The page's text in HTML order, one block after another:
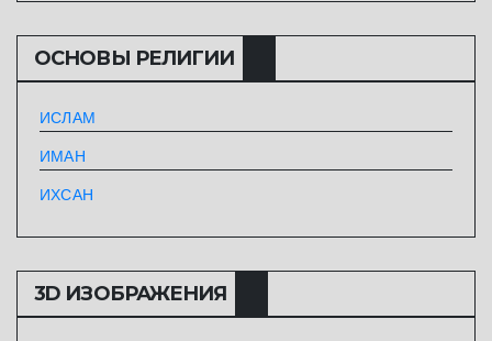
ОСНОВЫ РЕЛИГИИ
ИСЛАМ
ИМАН
ИХСАН
3D ИЗОБРАЖЕНИЯ